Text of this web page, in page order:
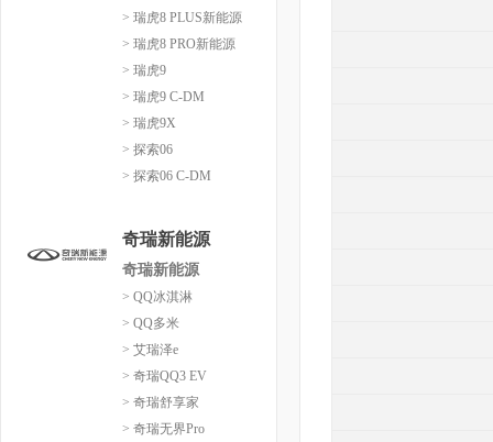
> 瑞虎8 PLUS新能源
> 瑞虎8 PRO新能源
> 瑞虎9
> 瑞虎9 C-DM
> 瑞虎9X
> 探索06
> 探索06 C-DM
奇瑞新能源
奇瑞新能源
> QQ冰淇淋
> QQ多米
> 艾瑞泽e
> 奇瑞QQ3 EV
> 奇瑞舒享家
> 奇瑞无界Pro